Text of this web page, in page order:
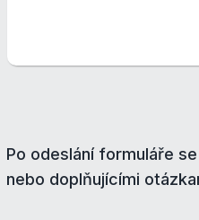
Po odeslání formuláře
nebo doplňujícími